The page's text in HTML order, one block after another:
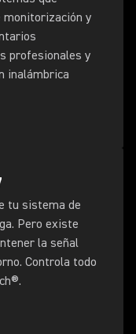
monitorización y
profesionales y
inalámbrica
tu sistema de
Pero existe
la señal
Controla todo